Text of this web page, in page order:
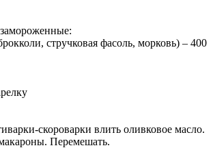
стручковая фасоль, морковь) – 400
скороварки влить оливковое масло.
Перемешать.